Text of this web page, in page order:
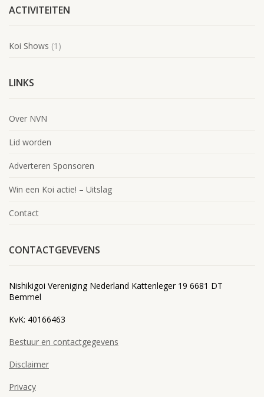
ACTIVITEITEN
Koi Shows (1)
LINKS
Over NVN
Lid worden
Adverteren Sponsoren
Win een Koi actie! – Uitslag
Contact
CONTACTGEVEVENS
Nishikigoi Vereniging Nederland Kattenleger 19 6681 DT
Bemmel
KvK: 40166463
Bestuur en contactgegevens
Disclaimer
Privacy